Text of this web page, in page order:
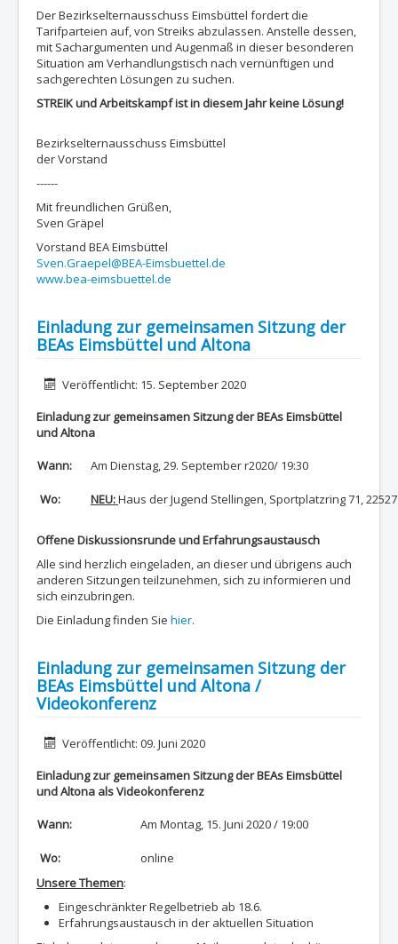
Der Bezirkselternausschuss Eimsbüttel fordert die
Tarifparteien auf, von Streiks abzulassen. Anstelle dessen,
mit Sachargumenten und Augenmaß in dieser besonderen
Situation am Verhandlungstisch nach vernünftigen und
sachgerechten Lösungen zu suchen.
STREIK und Arbeitskampf ist in diesem Jahr keine Lösung!
Bezirkselternausschuss Eimsbüttel
der Vorstand
------
Mit freundlichen Grüßen,
Sven Gräpel
Vorstand BEA Eimsbüttel
Sven.Graepel@BEA-Eimsbuettel.de
www.bea-eimsbuettel.de
Einladung zur gemeinsamen Sitzung der
BEAs Eimsbüttel und Altona
DetailsVeröffentlicht: 15. September 2020
Einladung zur gemeinsamen Sitzung der BEAs Eimsbüttel
und Altona
Wann: Am Dienstag, 29. September r2020/ 19:30
Wo: NEU:Haus der Jugend Stellingen, Sportplatzring 71,
Offene Diskussionsrunde und Erfahrungsaustausch
Alle sind herzlich eingeladen, an dieser und übrigens auch
anderen Sitzungen teilzunehmen, sich zu informieren und
sich einzubringen.
Die Einladung finden Sie hier.
Einladung zur gemeinsamen Sitzung der
BEAs Eimsbüttel und Altona /
Videokonferenz
DetailsVeröffentlicht: 09. Juni 2020
Einladung zur gemeinsamen Sitzung der BEAs Eimsbüttel
und Altona als Videokonferenz
Wann: Am Montag, 15. Juni 2020 / 19:00
Wo:
online
Unsere Themen:
Eingeschränkter Regelbetrieb ab 18.6.
Erfahrungsaustausch in der aktuellen Situation